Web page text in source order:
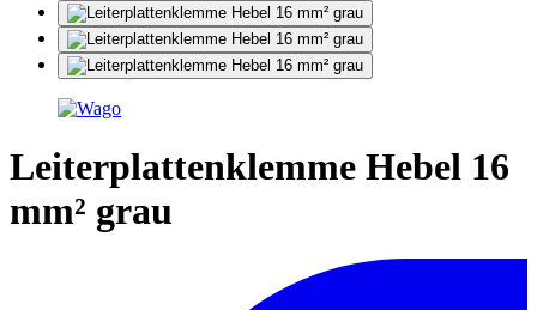
Leiterplattenklemme Hebel 16
mm² grau